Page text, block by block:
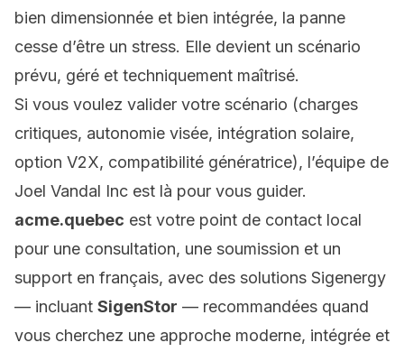
bien dimensionnée et bien intégrée, la panne
cesse d’être un stress. Elle devient un scénario
prévu, géré et techniquement maîtrisé.
Si vous voulez valider votre scénario (charges
critiques, autonomie visée, intégration solaire,
option V2X, compatibilité génératrice), l’équipe de
Joel Vandal Inc est là pour vous guider.
acme.quebec est votre point de contact local
pour une consultation, une soumission et un
support en français, avec des solutions Sigenergy
— incluant SigenStor — recommandées quand
vous cherchez une approche moderne, intégrée et